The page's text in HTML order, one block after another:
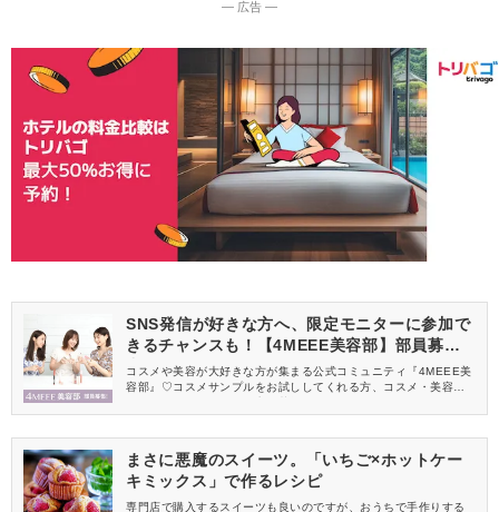
― 広告 ―
SNS発信が好きな方へ、限定モニターに参加で
きるチャンスも！【4MEEE美容部】部員募集
中
コスメや美容が大好きな方が集まる公式コミュニティ『4MEEE美
容部』♡コスメサンプルをお試ししてくれる方、コスメ・美容情報
まさに悪魔のスイーツ。「いちご×ホットケー
キミックス」で作るレシピ
専門店で購入するスイーツも良いのですが、おうちで手作りする